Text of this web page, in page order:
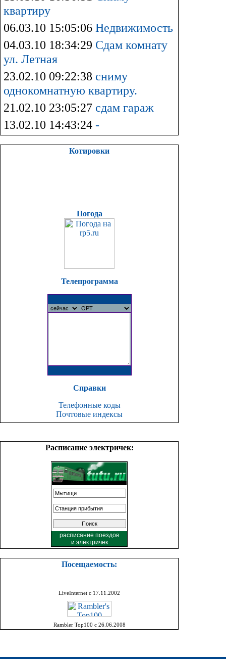
квартиру
06.03.10 15:05:06 Недвижимость
04.03.10 18:34:29 Сдам комнату
ул. Летная
23.02.10 09:22:38 сниму
однокомнатную квартиру.
21.02.10 23:05:27 сдам гараж
13.02.10 14:43:24 -
Котировки
Погода
Телепрограмма
Справки
Телефонные коды
Почтовые индексы
Расписание электричек:
расписание поездов
и электричек
Посещаемость:
LiveInternet с 17.11.2002
Rambler Top100 с 26.06.2008